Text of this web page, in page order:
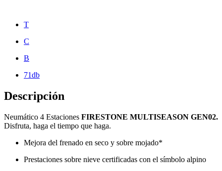
T
C
B
71db
Descripción
Neumático 4 Estaciones FIRESTONE MULTISEASON GEN02.
Disfruta, haga el tiempo que haga.
Mejora del frenado en seco y sobre mojado*
Prestaciones sobre nieve certificadas con el símbolo alpino